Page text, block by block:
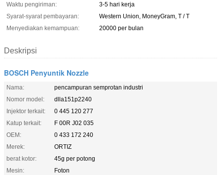
Waktu pengiriman:
3-5 hari kerja
Syarat-syarat pembayaran:
Western Union, MoneyGram, T / T
Menyediakan kemampuan:
20000 per bulan
Deskripsi
BOSCH Penyuntik Nozzle
Nama:
pencampuran semprotan industri
Nomor model:
dlla151p2240
Injektor terkait:
0 445 120 277
Katup terkait:
F 00R J02 035
OEM:
0 433 172 240
Merek:
ORTIZ
berat kotor:
45g per potong
Mesin:
Foton